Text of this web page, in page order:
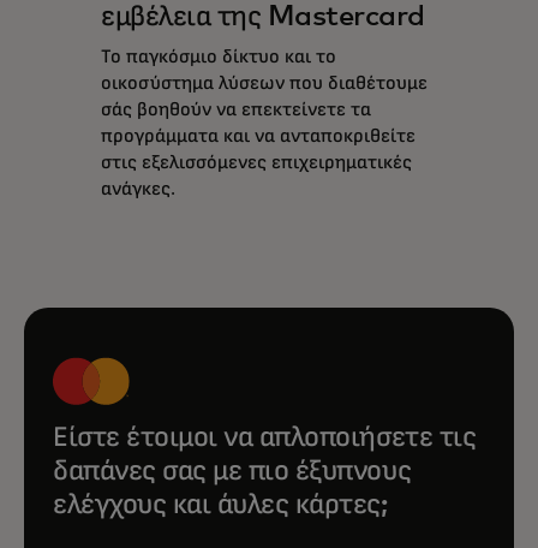
εμβέλεια της Mastercard
Το παγκόσμιο δίκτυο και το
οικοσύστημα λύσεων που διαθέτουμε
σάς βοηθούν να επεκτείνετε τα
προγράμματα και να ανταποκριθείτε
στις εξελισσόμενες επιχειρηματικές
ανάγκες.
Είστε έτοιμοι να απλοποιήσετε τις
δαπάνες σας με πιο έξυπνους
ελέγχους και άυλες κάρτες;